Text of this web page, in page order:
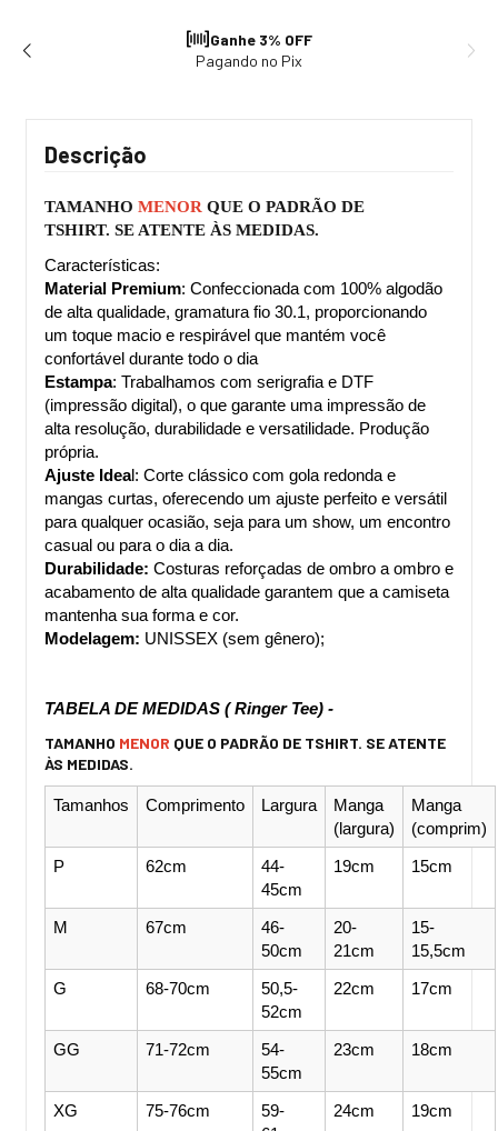
Ganhe 3% OFF
Pagando no Pix
Descrição
TAMANHO MENOR QUE O PADRÃO DE
TSHIRT. SE ATENTE ÀS MEDIDAS.
Características:
Material Premium: Confeccionada com 100% algodão
de alta qualidade, gramatura fio 30.1, proporcionando
um toque macio e respirável que mantém você
confortável durante todo o dia
Estampa: Trabalhamos com serigrafia e DTF
(impressão digital), o que garante uma impressão de
alta resolução, durabilidade e versatilidade. Produção
própria.
Ajuste Ideal: Corte clássico com gola redonda e
mangas curtas, oferecendo um ajuste perfeito e versátil
para qualquer ocasião, seja para um show, um encontro
casual ou para o dia a dia.
Durabilidade: Costuras reforçadas de ombro a ombro e
acabamento de alta qualidade garantem que a camiseta
mantenha sua forma e cor.
Modelagem: UNISSEX (sem gênero);
TABELA DE MEDIDAS ( Ringer Tee) -
TAMANHO MENOR QUE O PADRÃO DE TSHIRT. SE ATENTE
ÀS MEDIDAS.
Tamanhos Comprimento Largura
Manga
(largura)
Manga
(comprim)
P
62cm
44-
45cm
19cm 15cm
M 67cm
46-
50cm
20-
21cm
15-
15,5cm
G
68-70cm
50,5-
52cm
22cm 17cm
GG 71-72cm
54-
55cm
23cm 18cm
XG 75-76cm
59-
24cm 19cm